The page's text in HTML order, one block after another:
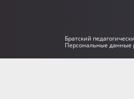
Братский
Персональные данные